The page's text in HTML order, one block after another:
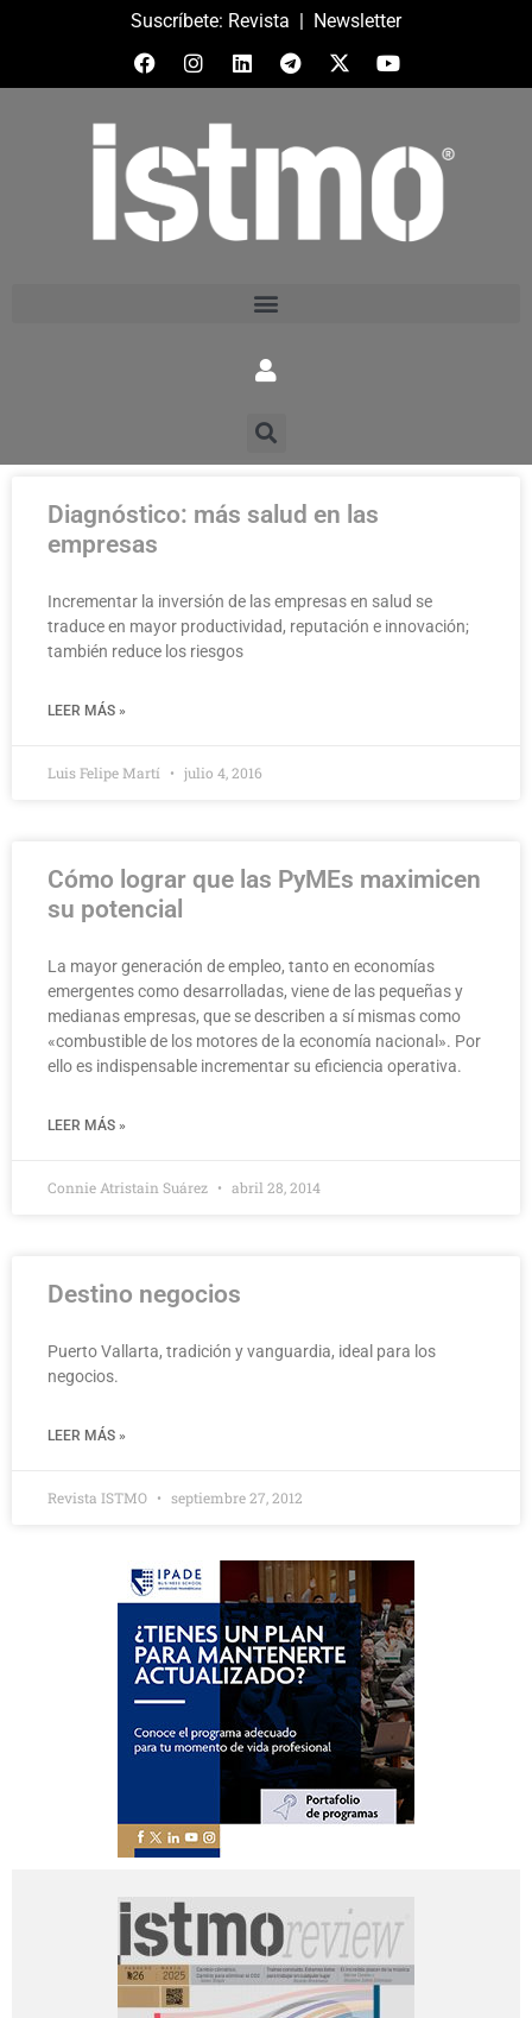
Suscríbete: Revista | Newsletter
Diagnóstico: más salud en las
empresas
Incrementar la inversión de las empresas en salud se
traduce en mayor productividad, reputación e innovación;
también reduce los riesgos
LEER MÁS »
Luis Felipe Martí julio 4, 2016
Cómo lograr que las PyMEs maximicen
su potencial
La mayor generación de empleo, tanto en economías
emergentes como desarrolladas, viene de las pequeñas y
medianas empresas, que se describen a sí mismas como
«combustible de los motores de la economía nacional». Por
ello es indispensable incrementar su eficiencia operativa.
LEER MÁS »
Connie Atristain Suárez abril 28, 2014
Destino negocios
Puerto Vallarta, tradición y vanguardia, ideal para los
negocios.
LEER MÁS »
Revista ISTMO septiembre 27, 2012